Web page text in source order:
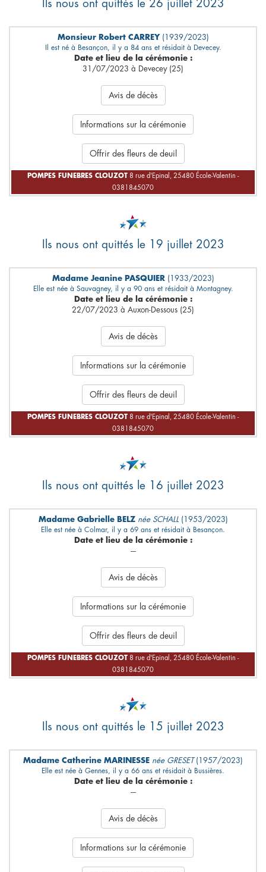
Ils nous ont quittés le 26 juillet 2023
Monsieur Robert CARREY (1939/2023)
Il est né à Besançon, il y a 84 ans et résidait à Devecey.
Date et lieu de la cérémonie :
31/07/2023 à Devecey (25)
Avis de décès
Informations sur la cérémonie
Offrir des fleurs de deuil
POMPES FUNEBRES CLOUZOT 8 rue d'Epinal, 25480 École-Valentin -
0381845070
Ils nous ont quittés le 19 juillet 2023
Madame Jeanine PASQUIER (1933/2023)
Elle est née à Sauvagney, il y a 90 ans et résidait à Montagney.
Date et lieu de la cérémonie :
22/07/2023 à Auxon-Dessous (25)
Avis de décès
Informations sur la cérémonie
Offrir des fleurs de deuil
POMPES FUNEBRES CLOUZOT 8 rue d'Epinal, 25480 École-Valentin -
0381845070
Ils nous ont quittés le 16 juillet 2023
Madame Gabrielle BELZ née SCHALL (1953/2023)
Elle est née à Colmar, il y a 69 ans et résidait à Besançon.
Date et lieu de la cérémonie :
---
Avis de décès
Informations sur la cérémonie
Offrir des fleurs de deuil
POMPES FUNEBRES CLOUZOT 8 rue d'Epinal, 25480 École-Valentin -
0381845070
Ils nous ont quittés le 15 juillet 2023
Madame Catherine MARINESSE née GRESET(1957/2023)
Elle est née à Gennes, il y a 66 ans et résidait à Bussières.
Date et lieu de la cérémonie :
---
Avis de décès
Informations sur la cérémonie